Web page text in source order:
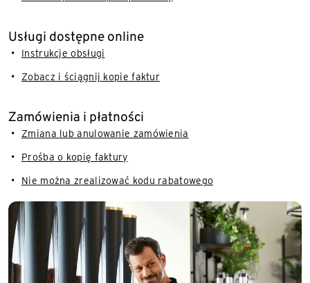
Usługi dostępne online
Instrukcje obsługi
Zobacz i ściągnij kopie faktur
Zamówienia i płatności
Zmiana lub anulowanie zamówienia
Prośba o kopię faktury
Nie można zrealizować kodu rabatowego